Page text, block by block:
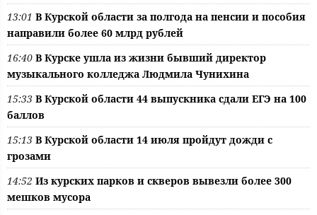
13:01 В Курской области за полгода на пенсии и пособия
направили более 60 млрд рублей
16:40 В Курске ушла из жизни бывший директор
музыкального колледжа Людмила Чунихина
15:33 В Курской области 44 выпускника сдали ЕГЭ на 100
баллов
15:13 В Курской области 14 июля пройдут дожди с
грозами
14:52 Из курских парков и скверов вывезли более 300
мешков мусора